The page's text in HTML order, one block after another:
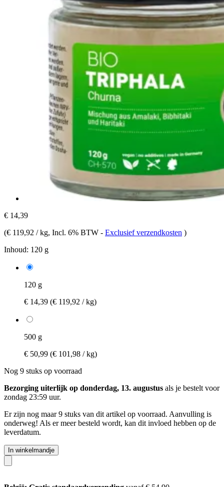
€ 14,39
(€ 119,92 / kg, Incl. 6% BTW - Exclusief verzendkosten )
Inhoud: 120 g
120 g
€ 14,39 (€ 119,92 / kg)
500 g
€ 50,99 (€ 101,98 / kg)
Nog 9 stuks op voorraad
Bezorging uiterlijk op donderdag, 13. augustus als je bestelt voor
zondag 23:59 uur.
Er zijn nog maar 9 stuks van dit artikel op voorraad. Aanvulling is
onderweg! Als er meer besteld wordt, kan dit invloed hebben op de
leverdatum.
In winkelmandje